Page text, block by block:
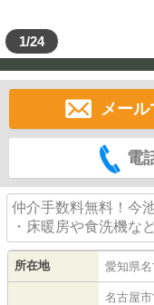
1/24
メー
電
仲介手数料無料！今
・床暖房や食洗機な
所在地 愛知県
名古屋